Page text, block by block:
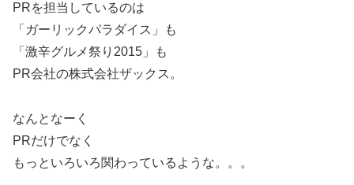
PRを担当しているのは
「ガーリックパラダイス」も
「激辛グルメ祭り2015」も
PR会社の株式会社ザックス。
なんとなーく
PRだけでなく
もっといろいろ関わっているような。。。